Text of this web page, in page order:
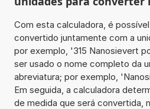
Com esta calculadora, é
convertido juntamente com a
por exemplo, '315 Nanosievert
ser usado o nome completo da
abreviatura; por exemplo,
Em seguida, a calculadora
de medida que será convertida,